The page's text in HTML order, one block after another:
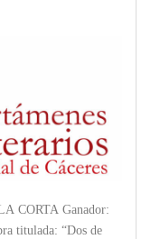
CORTA Ganador:
titulada: “Dos de